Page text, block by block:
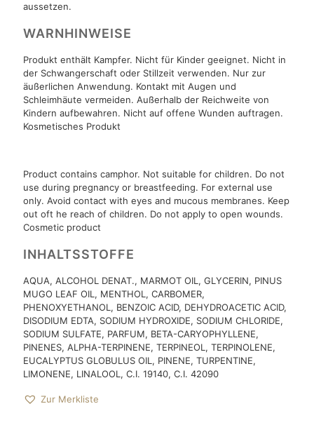
aussetzen.
WARNHINWEISE
Produkt enthält Kampfer. Nicht für Kinder geeignet. Nicht in
der Schwangerschaft oder Stillzeit verwenden. Nur zur
äußerlichen Anwendung. Kontakt mit Augen und
Schleimhäute vermeiden. Außerhalb der Reichweite von
Kindern aufbewahren. Nicht auf offene Wunden auftragen.
Kosmetisches Produkt
Product contains camphor. Not suitable for children. Do not
use during pregnancy or breastfeeding. For external use
only. Avoid contact with eyes and mucous membranes. Keep
out oft he reach of children. Do not apply to open wounds.
Cosmetic product
INHALTSSTOFFE
AQUA, ALCOHOL DENAT., MARMOT OIL, GLYCERIN, PINUS
MUGO LEAF OIL, MENTHOL, CARBOMER,
PHENOXYETHANOL, BENZOIC ACID, DEHYDROACETIC ACID,
DISODIUM EDTA, SODIUM HYDROXIDE, SODIUM CHLORIDE,
SODIUM SULFATE, PARFUM, BETA-CARYOPHYLLENE,
PINENES, ALPHA-TERPINENE, TERPINEOL, TERPINOLENE,
EUCALYPTUS GLOBULUS OIL, PINENE, TURPENTINE,
LIMONENE, LINALOOL, C.I. 19140, C.I. 42090
Zur Merkliste